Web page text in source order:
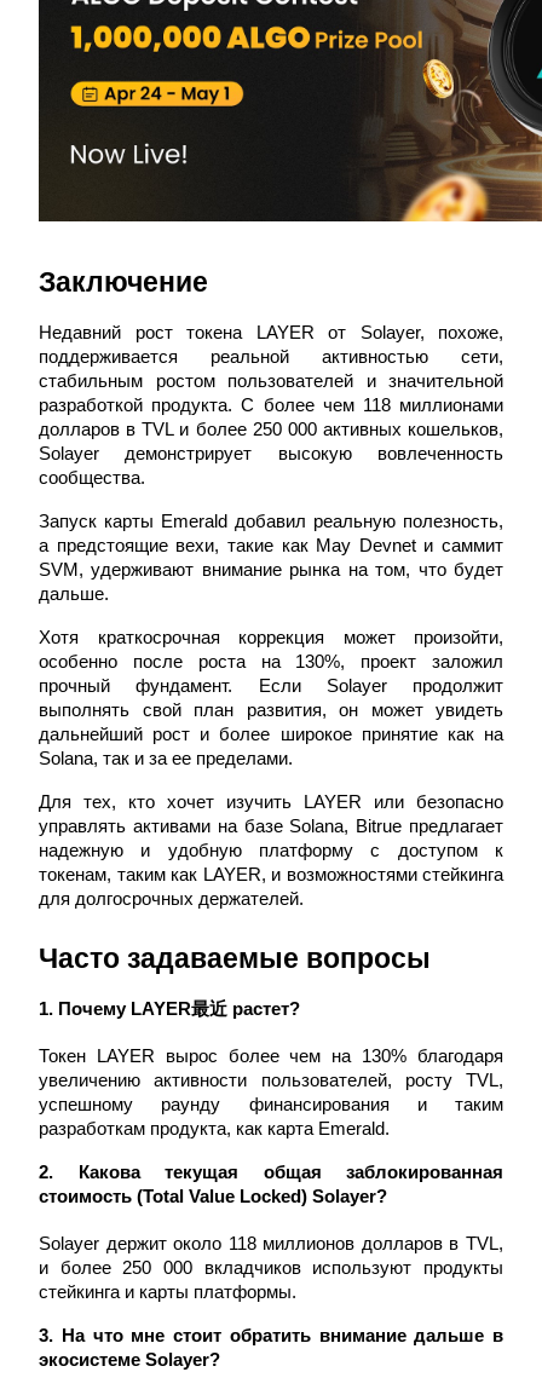
Реферал
Пригласите друга, чтобы получить денежные
вознаграждения
BTC Welcome Rewards
BTC Welcome Rewards
Deposit & Trade BTC to Share 25000 USDT prize pool!
Deposit CASHCAT & Win
Exclusive for BitMart Users
Register & Trade to Win 500,000 USDT
Precious Metals Trading Carnival
Trade Gold & Silver · 33,333 USDT Bonus
USDT New User Exclusive 10% APR
USDT Flexible Staking | Daily Rewards
BTC Flexible Staking | Daily Rewards
Заключение
Недавний рост токена LAYER от Solayer, похоже,
поддерживается реальной активностью сети,
стабильным ростом пользователей и значительной
разработкой продукта. С более чем 118 миллионами
долларов в TVL и более 250 000 активных кошельков,
Solayer демонстрирует высокую вовлеченность
сообщества.
Запуск карты Emerald добавил реальную полезность,
а предстоящие вехи, такие как May Devnet и саммит
SVM, удерживают внимание рынка на том, что будет
дальше.
Хотя краткосрочная коррекция может произойти,
особенно после роста на 130%, проект заложил
прочный фундамент. Если Solayer продолжит
выполнять свой план развития, он может увидеть
дальнейший рост и более широкое принятие как на
Solana, так и за ее пределами.
Для тех, кто хочет изучить LAYER или безопасно
управлять активами на базе Solana, Bitrue предлагает
надежную и удобную платформу с доступом к
токенам, таким как LAYER, и возможностями стейкинга
для долгосрочных держателей.
Часто задаваемые вопросы
1. Почему LAYER最近 растет?
Токен LAYER вырос более чем на 130% благодаря
увеличению активности пользователей, росту TVL,
успешному раунду финансирования и таким
разработкам продукта, как карта Emerald.
2. Какова текущая общая заблокированная
стоимость (Total Value Locked) Solayer?
Solayer держит около 118 миллионов долларов в TVL,
и более 250 000 вкладчиков используют продукты
стейкинга и карты платформы.
3. На что мне стоит обратить внимание дальше в
экосистеме Solayer?